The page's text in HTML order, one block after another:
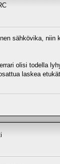
sähkövika, niin
olisi todella
laskea